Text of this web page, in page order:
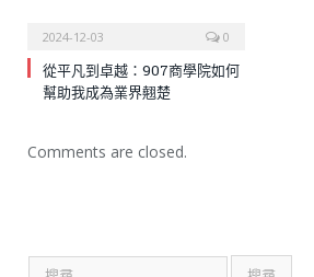
2024-12-03 0
從平凡到卓越：907商學院如何
幫助我成為業界翹楚
Comments are closed.